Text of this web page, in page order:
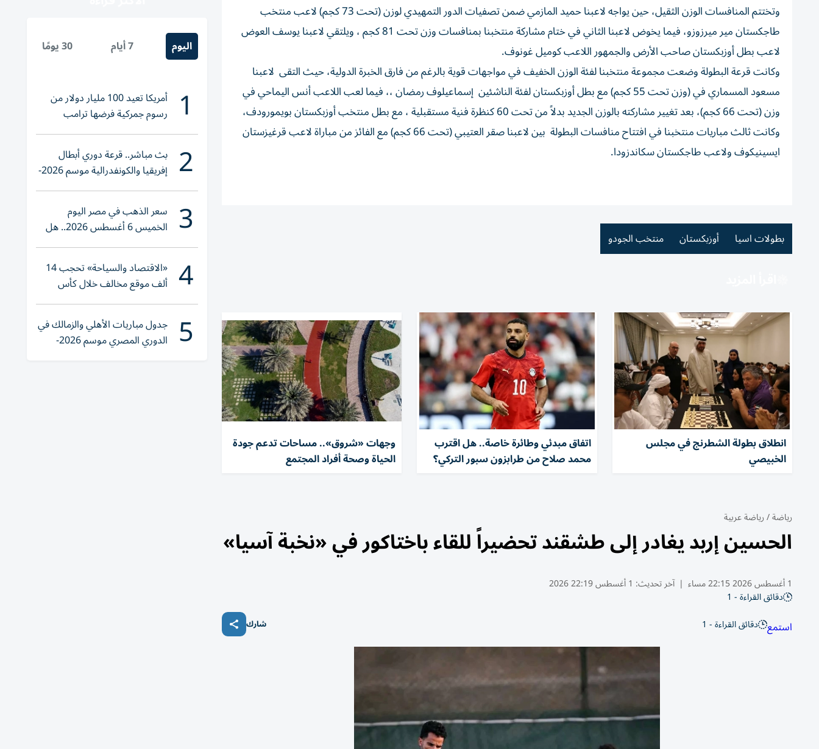
وتختتم المنافسات الوزن الثقيل، حين يواجه لاعبنا حميد المازمي ضمن تصفيات الدور التمهيدي لوزن (تحت 73 كجم) لاعب منتخب
طاجكستان مير ميرزوزو، فيما يخوض لاعبنا الثاني في ختام مشاركة منتخبنا بمنافسات وزن تحت 81 كجم ، ويلتقي لاعبنا يوسف العوض
لاعب بطل أوزبكستان صاحب الأرض والجمهور اللاعب كوميل غونوف.
وكانت قرعة البطولة وضعت مجموعة منتخبنا لفئة الوزن الخفيف في مواجهات قوية بالرغم من فارق الخبرة الدولية، حيث التقى لاعبنا
مسعود المسماري في (وزن تحت 55 كجم) مع بطل أوزبكستان لفئة الناشئين إسماعيلوف رمضان ،، فيما لعب اللاعب أنس اليماحي في
وزن (تحت 66 كجم)، بعد تغيير مشاركته بالوزن الجديد بدلاً من تحت 60 كنظرة فنية مستقبلية ، مع بطل منتخب أوزبكستان بويمورودف،
وكانت ثالث مباريات منتخبنا في افتتاح منافسات البطولة بين لاعبنا صقر العتيبي (تحت 66 كجم) مع الفائز من مباراة لاعب قرغيزستان
ايسينيكوف ولاعب طاجكستان سكاندزودا.
بطولات اسيا أوزبكستان منتخب الجودو
انطلاق بطولة الشطرنج في مجلس
الخبيصي
اتفاق مبدئي وطائرة خاصة.. هل اقترب
محمد صلاح من طرابزون سبور التركي؟
وجهات «شروق».. مساحات تدعم جودة
الحياة وصحة أفراد المجتمع
رياضة/رياضة عربية
الحسين إربد يغادر إلى طشقند تحضيراً للقاء باختاكور في «نخبة آسيا»
1 أغسطس 2026 22:15 مساء | آخر تحديث: 1 أغسطس 22:19 2026
دقائق القراءة - 1
استمع دقائق القراءة - 1 شارك
اليوم 7 أيام 30 يومًا
1 أمريكا تعيد 100 مليار دولار من
رسوم جمركية فرضها ترامب
2 بث مباشر.. قرعة دوري أبطال
إفريقيا والكونفدرالية موسم 2026-
2027
3 سعر الذهب في مصر اليوم
الخميس 6 أغسطس 2026.. هل
تنوي الشراء؟
4 «الاقتصاد والسياحة» تحجب 14
ألف موقع مخالف خلال كأس
العالم 2026
5 جدول مباريات الأهلي والزمالك في
الدوري المصري موسم 2026-